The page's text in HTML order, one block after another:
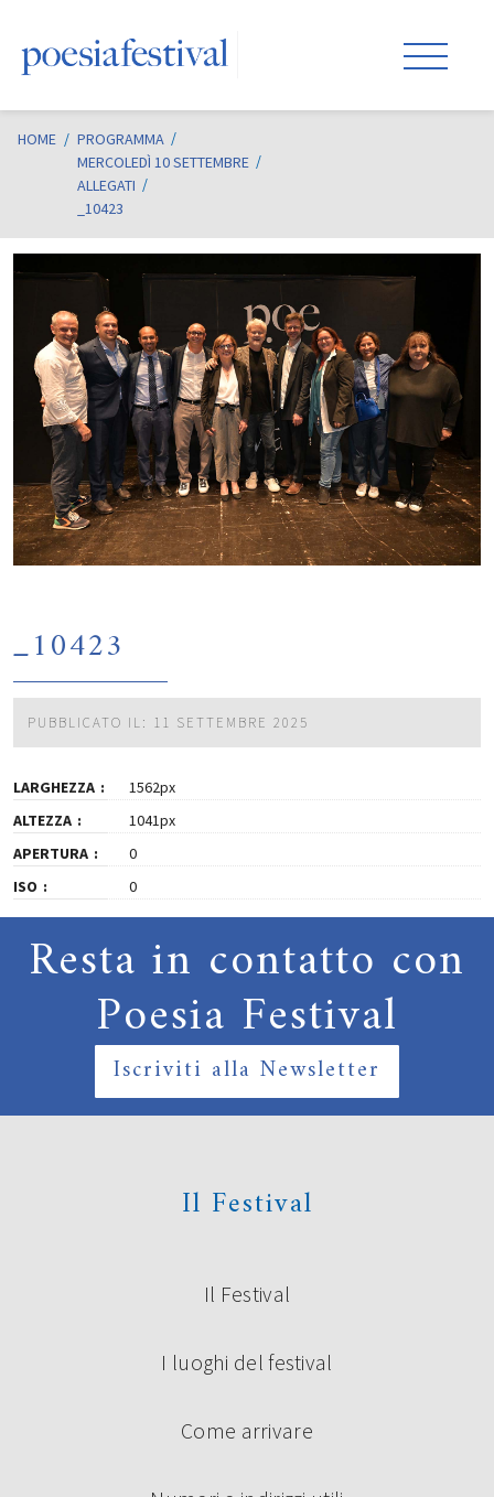
HOME / PROGRAMMA
MERCOLEDÌ 10 SETTEMBRE
ALLEGATI
_10423
_10423
PUBBLICATO IL: 11 SETTEMBRE 2025
LARGHEZZA
1562px
ALTEZZA
1041px
APERTURA
0
ISO
0
Resta in contatto con
Poesia Festival
Iscriviti alla Newsletter
Il Festival
Il Festival
I luoghi del festival
Come arrivare